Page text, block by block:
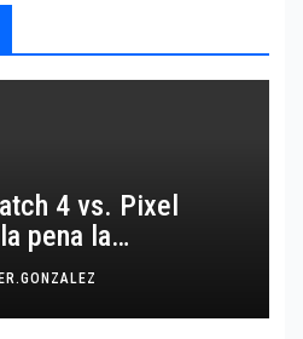
4 vs. Pixel
pena la
más de lo